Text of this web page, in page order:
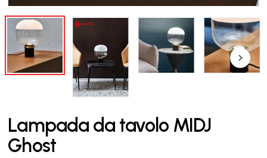
Lampada da tavolo MIDJ
Ghost